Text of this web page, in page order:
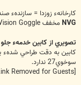
كارخانهء زوزدا = سازندهء
NVG مخفف Night Vision Goggle
تصويري از کابين خدمهء جلو
سوخوي27 ندارد.
[External Link Removed for Guests]